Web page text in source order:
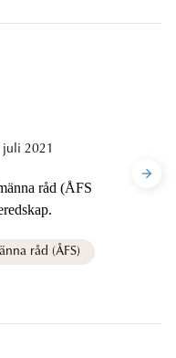
juli 2021
råd (ÅFS
råd (ÅFS)